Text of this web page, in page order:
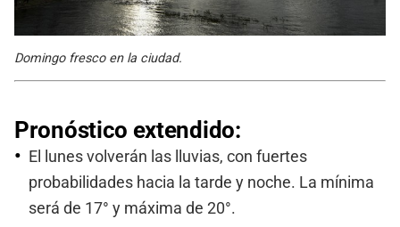
Domingo fresco en la ciudad.
Pronóstico extendido:
El lunes volverán las lluvias, con fuertes
probabilidades hacia la tarde y noche. La mínima
será de 17° y máxima de 20°.